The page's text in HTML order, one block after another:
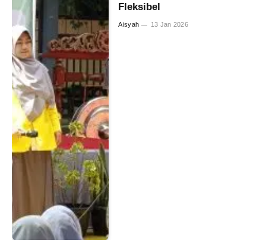
Fleksibel
Aisyah 13 Jan 2026